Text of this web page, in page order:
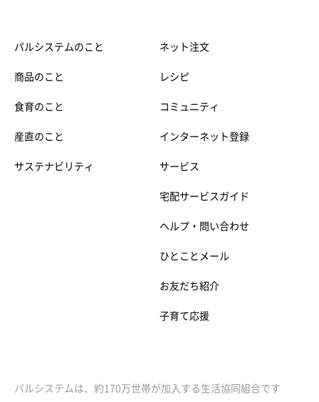
パルシステムのこと
商品のこと
食育のこと
産直のこと
サステナビリティ
ネット注文
レシピ
コミュニティ
インターネット登録
サービス
宅配サービスガイド
ヘルプ・問い合わせ
ひとことメール
お友だち紹介
子育て応援
パルシステムは、約170万世帯が加入する生活協同組合です